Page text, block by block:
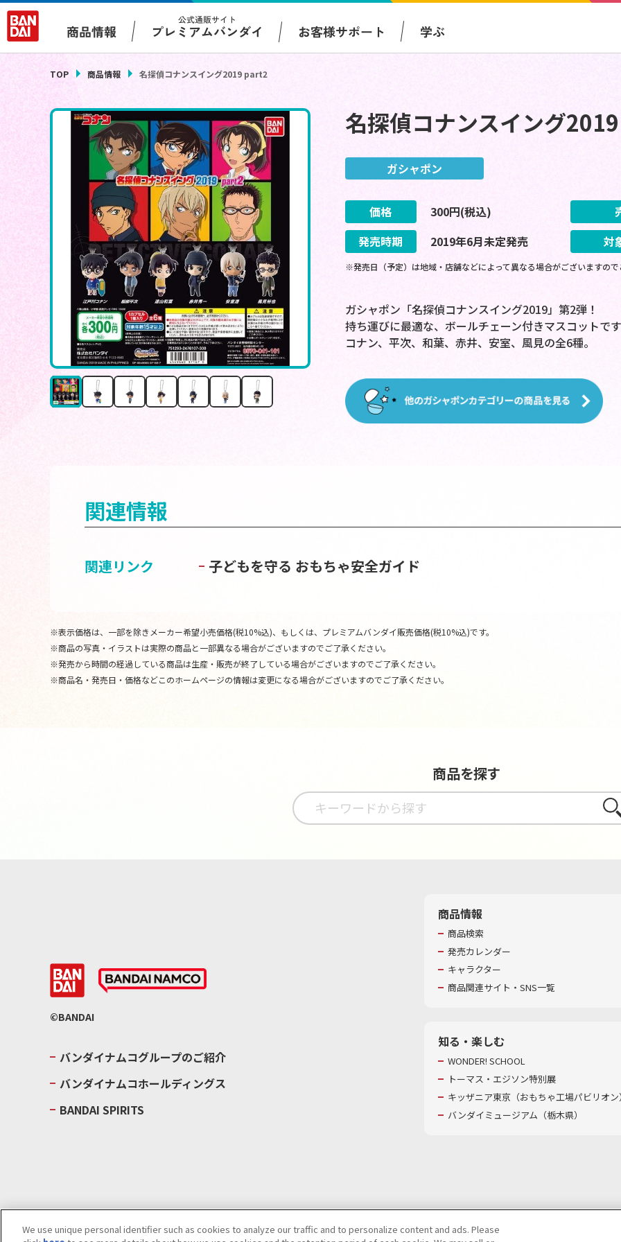
商品情報
公式通販サイト
プレミアムバンダイ お客様サポート 学ぶ
TOP 商品情報 名探偵コナンスイング2019 part2
名探偵コナンスイング
ガシャポン
価格 300円(税込)
発売時期
2019年6月未定発売 対
※発売日（予定）は地域・店舗などによって異なる場合がございますの
ガシャポン「名探偵コナンスイング2019」第2弾！
持ち運びに最適な、ボールチェーン付きマスコットで
コナン、平次、和葉、赤井、安室、風見の全6種。
関連情報
関連リンク 子どもを守る おもちゃ安全ガイド
※表示価格は、一部を除きメーカー希望小売価格(税10%込)、もしくは、プレミアムバンダイ販売価格(税10%込)です。
※商品の写真・イラストは実際の商品と一部異なる場合がございますのでご了承ください。
※発売から時間の経過している商品は生産・販売が終了している場合がございますのでご了承ください。
※商品名・発売日・価格などこのホームページの情報は変更になる場合がございますのでご了承ください。
商品を探す
さが
©BANDAI
バンダイナムコグループのご紹介
バンダイナムコホールディングス
BANDAI SPIRITS
商品情報
商品検索
発売カレンダー
キャラクター
商品関連サイト・SNS一覧
知る・楽しむ
WONDER! SCHOOL
トーマス・エジソン特別展
キッザニア東京（おもちゃ工場パビリオ
バンダイミュージアム（栃木県）
We use unique personal identifier such as cookies to analyze our traffic and to personalize content and ads. Please